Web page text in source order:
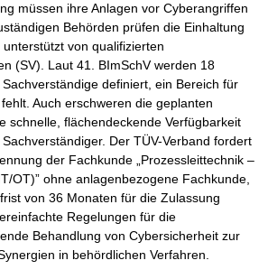
müssen ihre Anlagen vor Cyberangriffen
Behörden prüfen die Einhaltung
von qualifizierten
(SV). Laut 41. BImSchV werden 18
definiert, ein Bereich für
Auch erschweren die geplanten
schnelle, flächendeckende Verfügbarkeit
Der TÜV-Verband fordert
der Fachkunde „Prozessleittechnik –
OT)” ohne anlagenbezogene Fachkunde,
von 36 Monaten für die Zulassung
Regelungen für die
Behandlung von Cybersicherheit zur
in behördlichen Verfahren.